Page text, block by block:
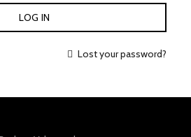
LOG IN
Lost your password?